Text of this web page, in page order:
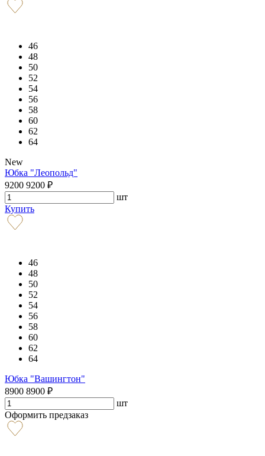
46
48
50
52
54
56
58
60
62
64
New
Юбка "Леопольд"
9200 9200 ₽
шт
Купить
46
48
50
52
54
56
58
60
62
64
Юбка "Вашингтон"
8900 8900 ₽
шт
Оформить предзаказ